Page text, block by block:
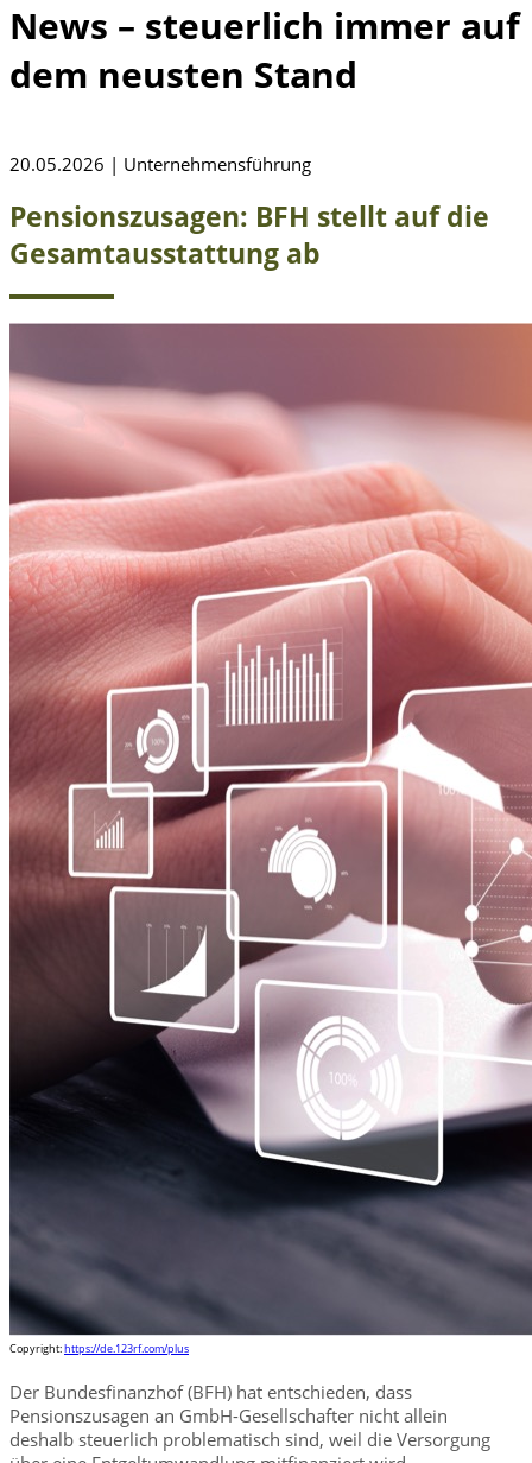
News – steuerlich immer auf
dem neusten Stand
20.05.2026 | Unternehmensführung
Pensionszusagen: BFH stellt auf die
Gesamtausstattung ab
Copyright:https://de.123rf.com/plus
Der Bundesfinanzhof (BFH) hat entschieden, dass
Pensionszusagen an GmbH-Gesellschafter nicht allein
deshalb steuerlich problematisch sind, weil die Versorgung